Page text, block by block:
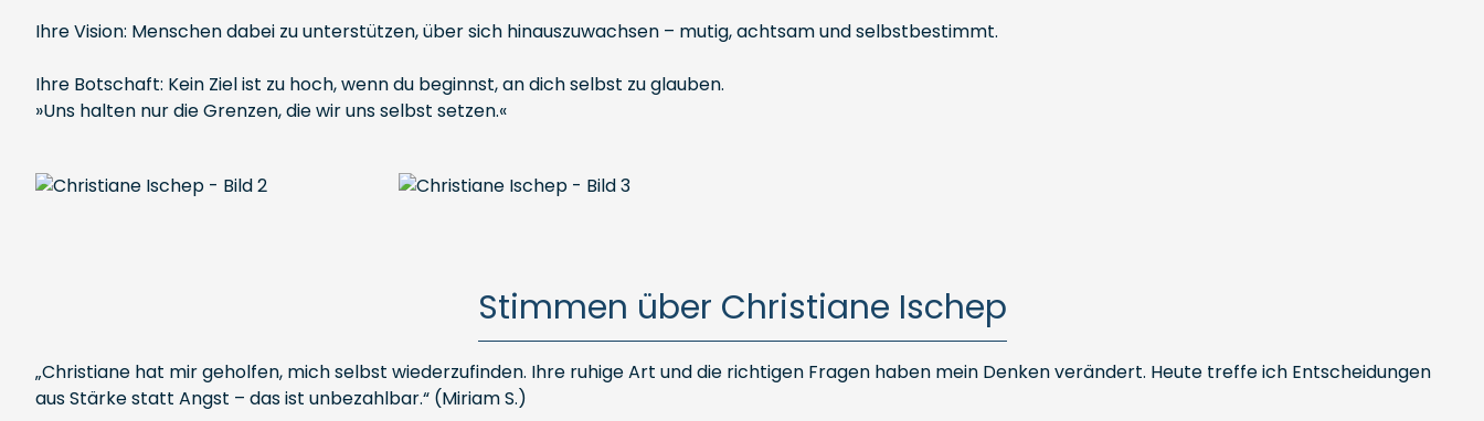
Ihre Vision: Menschen dabei zu unterstützen, über sich hinauszuwachsen – mutig, achtsam und selbstbestimmt.
Ihre Botschaft: Kein Ziel ist zu hoch, wenn du beginnst, an dich selbst zu glauben.
»Uns halten nur die Grenzen, die wir uns selbst setzen.«
Stimmen über Christiane Ischep
„Christiane hat mir geholfen, mich selbst wiederzufinden. Ihre ruhige Art und die richtigen Fragen haben mein Denken verändert. Heute treffe ich Entscheidungen
aus Stärke statt Angst – das ist unbezahlbar.“ (Miriam S.)